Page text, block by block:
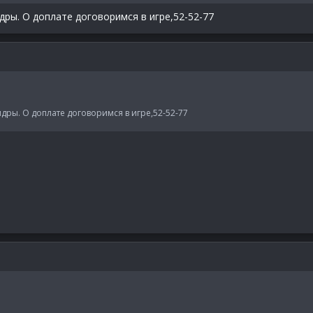
О доплате договоримся в игре,52-52-77
О доплате договоримся в игре,52-52-77